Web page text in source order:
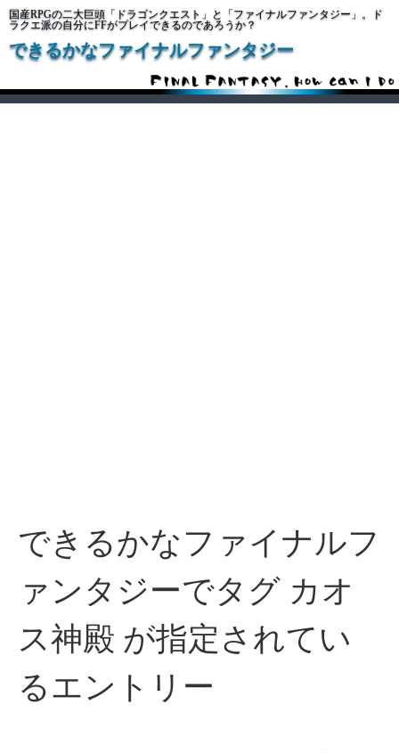
国産RPGの二大巨頭「ドラゴンクエスト」と「ファイナルファンタジー」。ド
ラクエ派の自分にFFがプレイできるのであろうか？
できるかなファイナルファンタジー
できるかなファイナルフ
ァンタジーでタグ カオ
ス神殿 が指定されてい
るエントリー